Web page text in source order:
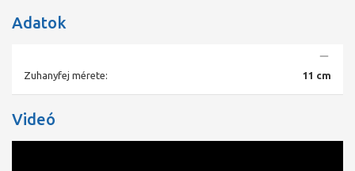
Adatok
Zuhanyfej mérete: 11 cm
Videó